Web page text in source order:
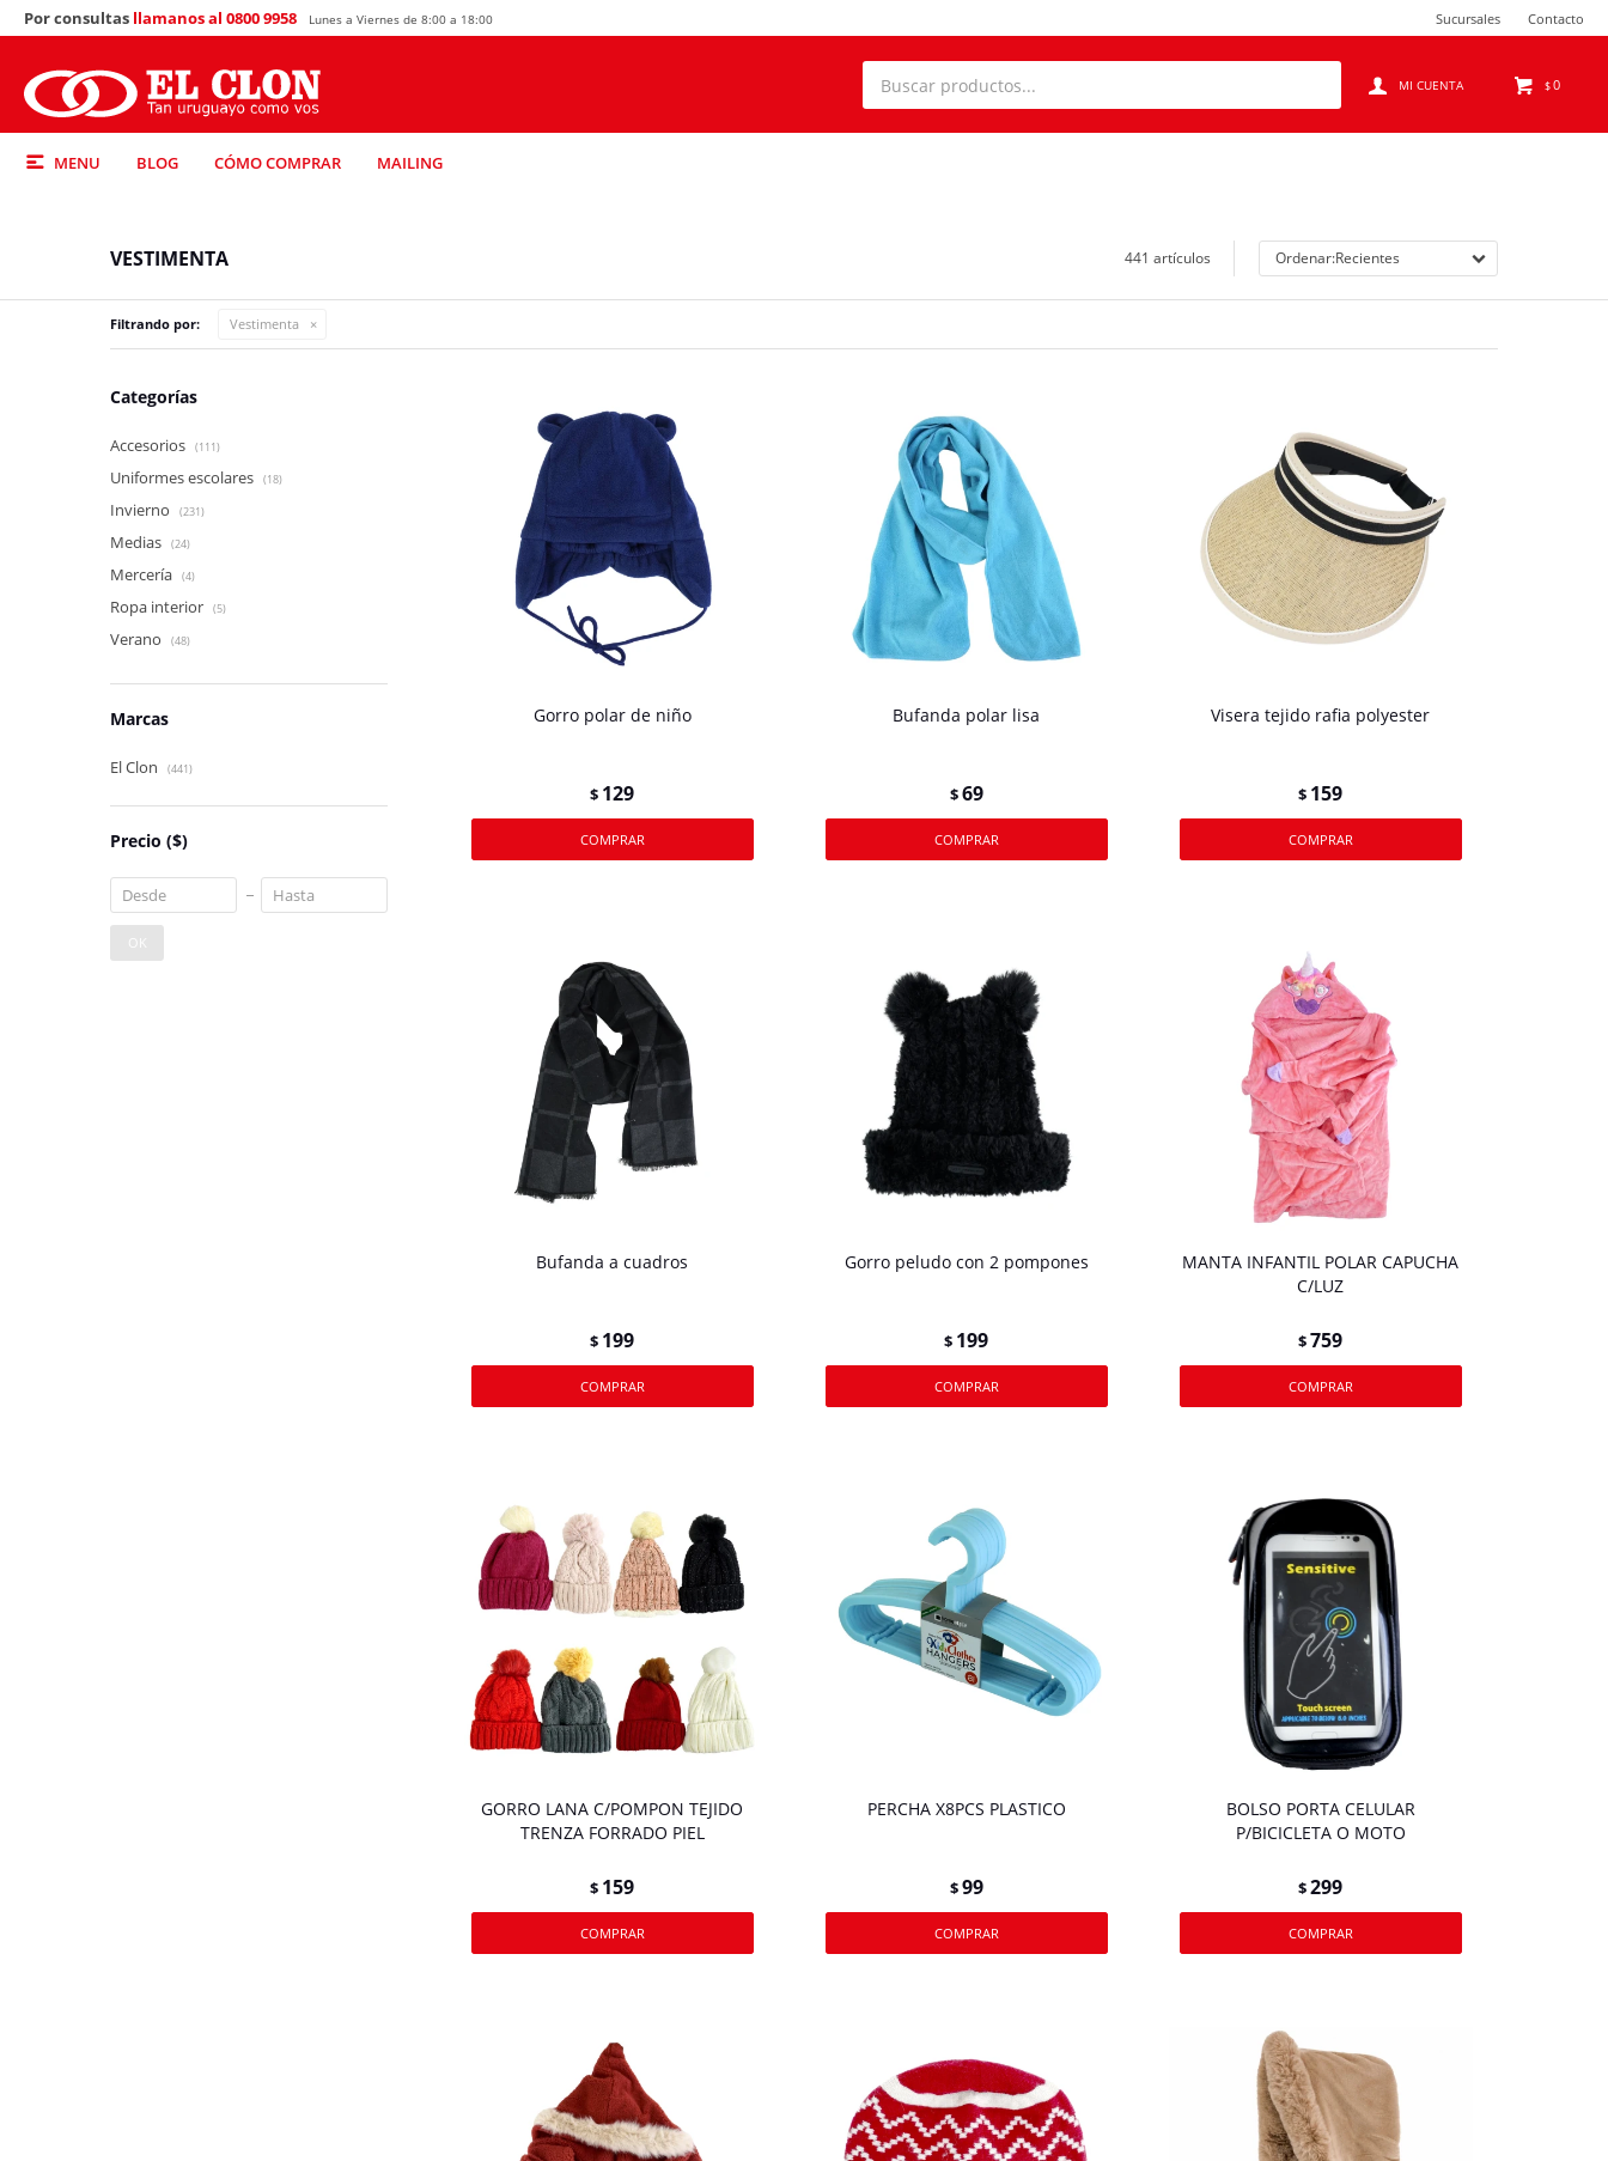
MENU BLOG CÓMO COMPRAR MAILING
$0
Por consultas llamanos al 0800 9958 Lunes a Viernes de 8:00 a 18:00 Sucursales Contacto
VESTIMENTA 441 artículos Recientes
Filtrando por: Vestimenta
Gorro polar de niño
$ 129
Bufanda polar lisa
$69
Visera tejido rafia polyester
$ 159
Bufanda a cuadros
$ 199
Gorro peludo con 2 pompones
$ 199
MANTA INFANTIL POLAR CAPUCHA
C/LUZ
$759
GORRO LANA C/POMPON TEJIDO
TRENZA FORRADO PIEL
$ 159
PERCHA X8PCS PLASTICO
$99
BOLSO PORTA CELULAR
P/BICICLETA O MOTO
$299
Categorías
Accesorios (111)
Uniformes escolares (18)
Invierno (231)
Medias (24)
Mercería (4)
Ropa interior (5)
Verano (48)
Marcas
El Clon (441)
Precio ($)
OK